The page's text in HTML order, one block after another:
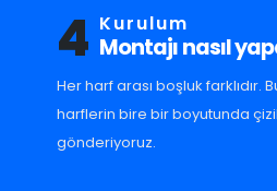
4 Kurulum
Montajı nasıl
Her harf arası boşluk farklıdır.
harflerin bire bir boyutunda
gönderiyoruz.